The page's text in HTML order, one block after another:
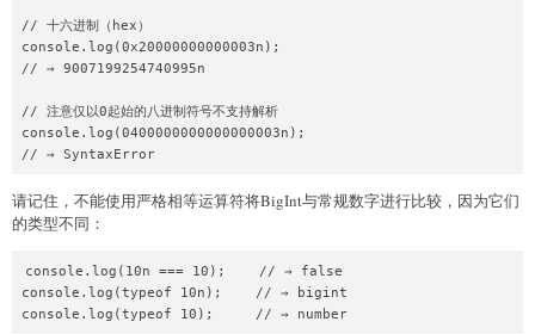
// 十六进制（hex）
console.log(0x20000000000003n);
// → 9007199254740995n
// 注意仅以0起始的八进制符号不支持解析
console.log(0400000000000000003n);
请记住，不能使用严格相等运算符将BigInt与常规数字进行比较，因为它们
的类型不同：
console.log(10n === 10);    // → false
console.log(typeof 10n);    // → bigint